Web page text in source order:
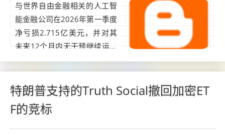
与世界自由金融相关的人工智
能金融公司在2026年第一季度
净亏损2.715亿美元，并对其
未来12个月内无干预继续运营
表示严重怀疑。AI Financial C
orp.，一家World Liberty Fina
ncial的代币国库公司，表示营
一年的持续运营能力受到重大
疑虑。...
特朗普支持的Truth Social撤回加密ET
F的竞标